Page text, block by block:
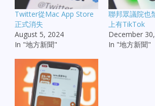
Twitter從Mac App Store
正式消失
August 5, 2024
In "地方新聞"
聯邦眾議院也
上有TikTok
December
In "地方新聞"